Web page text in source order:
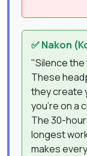
✅ Nakon
"Silence the
These
they create
you're on a
The 30-
longest
makes